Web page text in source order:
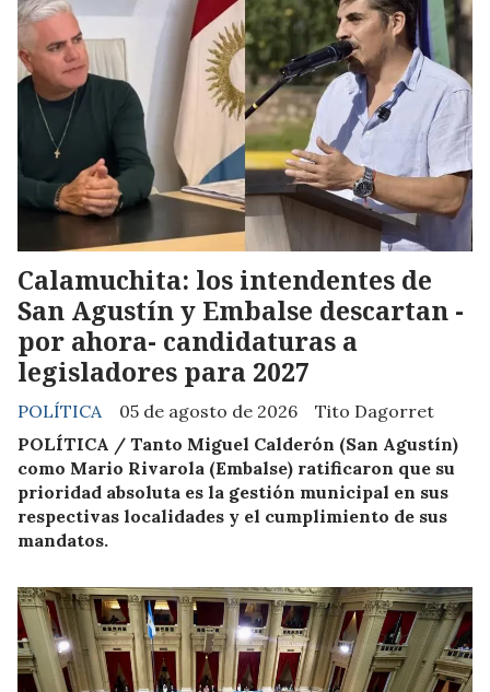
Calamuchita: los intendentes de
San Agustín y Embalse descartan -
por ahora- candidaturas a
legisladores para 2027
Tito Dagorret
POLÍTICA
05 de agosto de 2026
POLÍTICA / Tanto Miguel Calderón (San Agustín)
como Mario Rivarola (Embalse) ratificaron que su
prioridad absoluta es la gestión municipal en sus
respectivas localidades y el cumplimiento de sus
mandatos.